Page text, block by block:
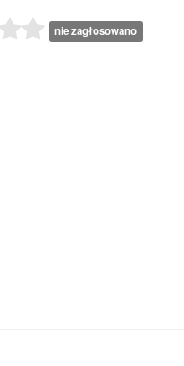
nie zagłosowano